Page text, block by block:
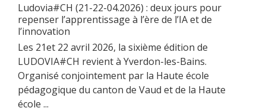
Ludovia#CH (21-22-04.2026) : deux jours pour
repenser l’apprentissage à l’ère de l’IA et de
l’innovation
Les 21et 22 avril 2026, la sixième édition de
LUDOVIA#CH revient à Yverdon-les-Bains.
Organisé conjointement par la Haute école
pédagogique du canton de Vaud et de la Haute
école ...